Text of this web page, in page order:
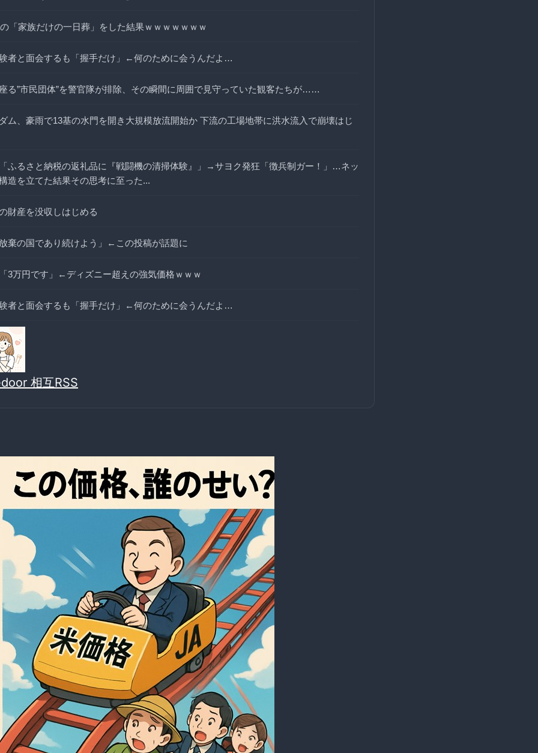
「家族だけの一日葬」をした結果ｗｗｗｗｗｗｗ
者と面会するも「握手だけ」←何のために会うんだよ…
る”市民団体”を警官隊が排除、その瞬間に周囲で見守っていた観客たちが……
ム、豪雨で13基の水門を開き大規模放流開始か 下流の工場地帯に洪水流入で崩壊はじ
ふるさと納税の返礼品に『戦闘機の清掃体験』」→サヨク発狂「徴兵制ガー！」…ネッ
造を立てた結果その思考に至った...
財産を没収しはじめる
棄の国であり続けよう」←この投稿が話題に
3万円です」←ディズニー超えの強気価格ｗｗｗ
者と面会するも「握手だけ」←何のために会うんだよ…
相互RSS